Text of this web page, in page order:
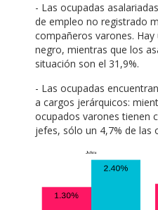
- Las ocupadas
de empleo no registrado
compañeros varones. Hay
negro, mientras que los
situación son el 31,9%.
- Las ocupadas
a cargos jerárquicos:
ocupados varones tienen
jefes, sólo un 4,7% de las